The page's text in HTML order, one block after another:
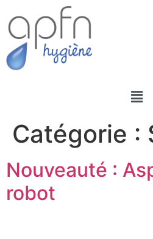
Catégorie :
Nouveauté :
robot